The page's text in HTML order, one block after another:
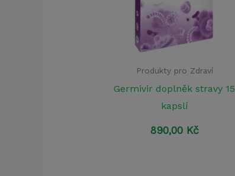
Produkty pro Zdraví
Germivir doplněk stravy 15
kapslí
890,00 Kč